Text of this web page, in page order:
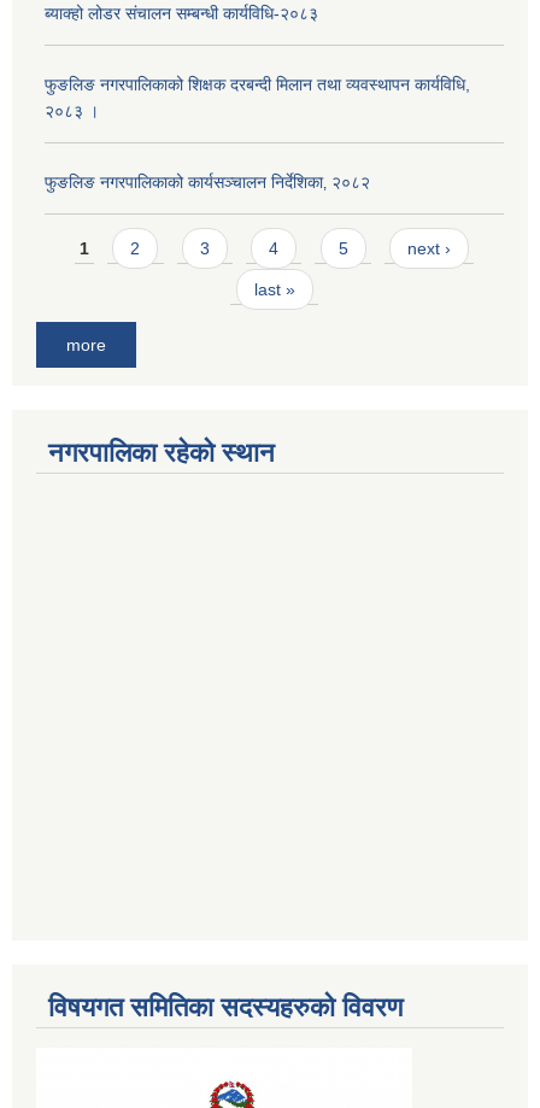
ब्याक्हो लोडर संचालन सम्बन्धी कार्यविधि-२०८३
फुङलिङ नगरपालिकाको शिक्षक दरबन्दी मिलान तथा व्यवस्थापन कार्यविधि,
२०८३ ।
फुङलिङ नगरपालिकाको कार्यसञ्चालन निर्देशिका‚ २०८२
Pages
1 2 3 4 5 next ›
last »
more
नगरपालिका रहेको स्थान
विषयगत समितिका सदस्यहरुको विवरण